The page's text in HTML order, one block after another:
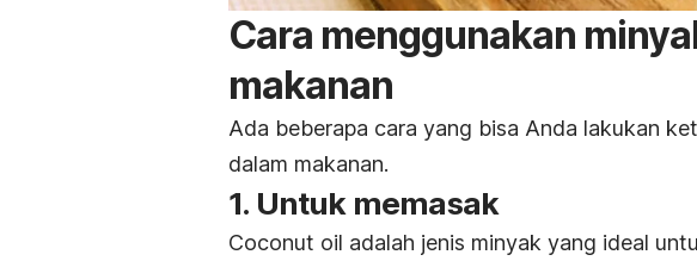
Cara menggunakan
makanan
Ada beberapa cara yang bisa Anda lakukan
dalam makanan.
1. Untuk memasak
Coconut oil adalah jenis minyak yang ideal